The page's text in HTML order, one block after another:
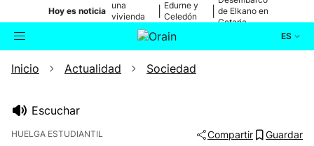
Hoy es noticia
una
vivienda
de Bilbao
Edurne y
Celedón
de Elkano en
Getaria
ES
Buscador Actualidad
Inicio Actualidad Sociedad
Escuchar
HUELGA ESTUDIANTIL Compartir Guardar